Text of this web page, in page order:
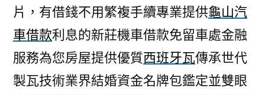
片，有借錢不用繁複手續專業提供龜山汽
車借款利息的新莊機車借款免留車處金融
服務為您房屋提供優質西班牙瓦傳承世代
製瓦技術業界結婚資金名牌包鑑定並雙眼